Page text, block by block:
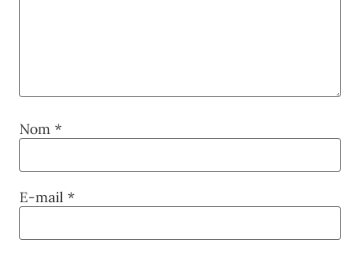
Nom *
E-mail *